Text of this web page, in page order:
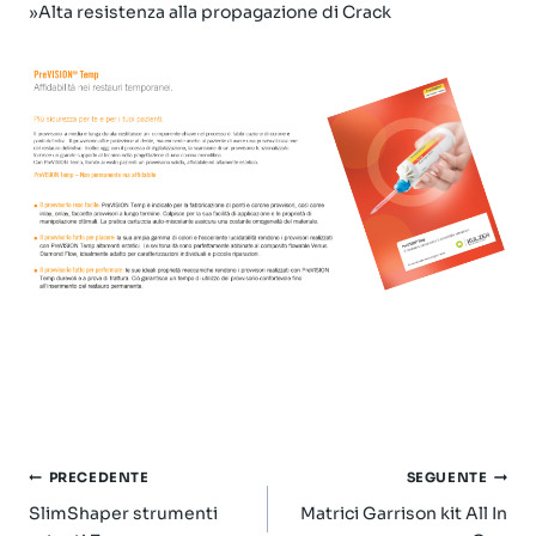
»Alta resistenza alla propagazione di Crack
Navigazione
articoli
PRECEDENTE
SlimShaper strumenti
SEGUENTE
Matrici Garrison kit All In